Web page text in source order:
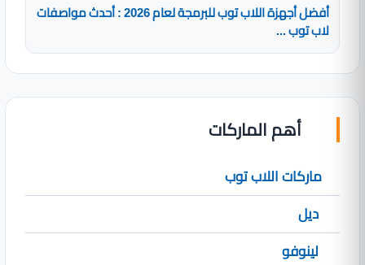
أفضل أجهزة اللاب توب للبرمجة لعام 2026 : أحدث مواصفات
لاب توب ...
أهم الماركات
ماركات اللاب توب
ديل
لينوفو